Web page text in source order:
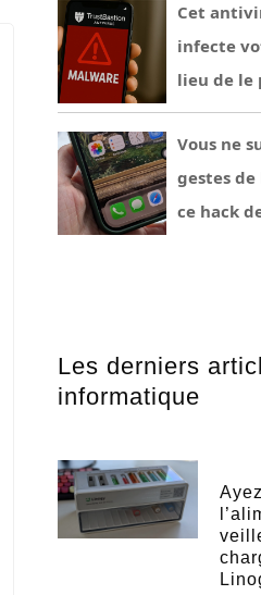
Cet
infecte
lieu de le
Vous ne
gestes de
ce hack
Les derniers
informatique